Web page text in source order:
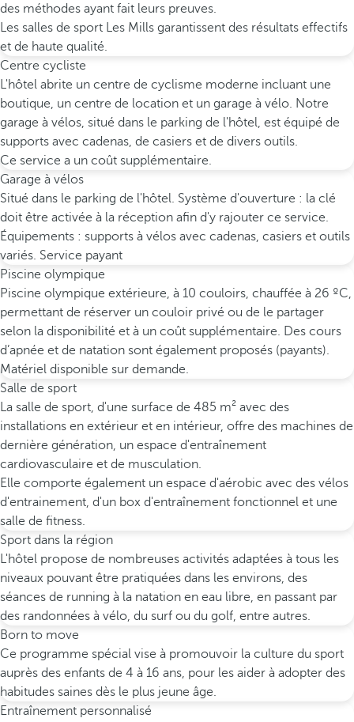
des méthodes ayant fait leurs preuves.
Les salles de sport Les Mills garantissent des résultats effectifs
et de haute qualité.
Centre cycliste
L'hôtel abrite un centre de cyclisme moderne incluant une
boutique, un centre de location et un garage à vélo. Notre
garage à vélos, situé dans le parking de l'hôtel, est équipé de
supports avec cadenas, de casiers et de divers outils.
Ce service a un coût supplémentaire.
Garage à vélos
Situé dans le parking de l'hôtel. Système d'ouverture : la clé
doit être activée à la réception afin d'y rajouter ce service.
Équipements : supports à vélos avec cadenas, casiers et outils
variés. Service payant
Piscine olympique
Piscine olympique extérieure, à 10 couloirs, chauffée à 26 ºC,
permettant de réserver un couloir privé ou de le partager
selon la disponibilité et à un coût supplémentaire. Des cours
d’apnée et de natation sont également proposés (payants).
Matériel disponible sur demande.
Salle de sport
La salle de sport, d'une surface de 485 m² avec des
installations en extérieur et en intérieur, offre des machines de
dernière génération, un espace d'entraînement
cardiovasculaire et de musculation.
Elle comporte également un espace d'aérobic avec des vélos
d'entrainement, d'un box d'entraînement fonctionnel et une
salle de fitness.
Sport dans la région
L'hôtel propose de nombreuses activités adaptées à tous les
niveaux pouvant être pratiquées dans les environs, des
séances de running à la natation en eau libre, en passant par
des randonnées à vélo, du surf ou du golf, entre autres.
Born to move
Ce programme spécial vise à promouvoir la culture du sport
auprès des enfants de 4 à 16 ans, pour les aider à adopter des
habitudes saines dès le plus jeune âge.
Entraînement personnalisé